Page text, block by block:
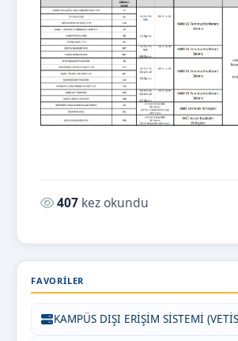
Okunma sayısı:
407 kez okundu
FAVORILER
KAMPÜS DIŞI ERİŞİM SİSTEMİ